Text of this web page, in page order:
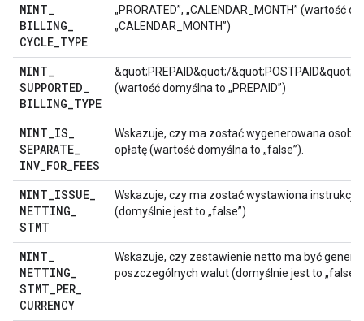
MINT
BILLING
CYCLE TYPE
„PRORATED”, „CALENDAR_MONTH” (wartość
„CALENDAR_MONTH”)
MINT
SUPPORTED
BILLING TYPE
&quot;PREPAID&quot;/&quot;POSTPAID&quot;/
(wartość domyślna to „PREPAID”)
MINT IS
SEPARATE
INV FOR FEES
Wskazuje, czy ma zostać wygenerowana
opłatę (wartość domyślna to „false”).
MINT ISSUE
NETTING
STMT
Wskazuje, czy ma zostać wystawiona instrukcja
(domyślnie jest to „false”)
MINT
NETTING
STMT PER
CURRENCY
Wskazuje, czy zestawienie netto ma być
poszczególnych walut (domyślnie jest to „false”)